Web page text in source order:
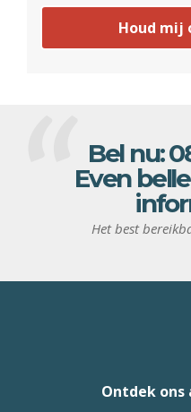
Houd mij
Bel nu:
Even
Het best
Ontdek ons